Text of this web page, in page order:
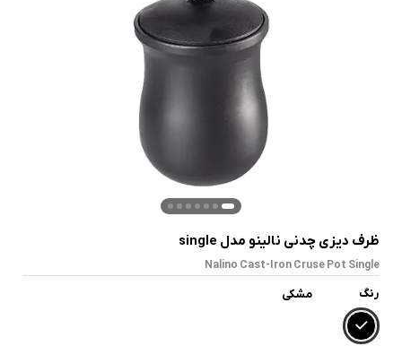
ظرف دیزی چدنی نالینو مدل single
Nalino Cast-Iron Cruse Pot Single
رنگ مشکی